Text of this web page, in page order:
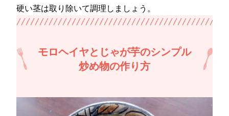
硬い茎は取り除いて調理しましょう。
モロヘイヤとじゃが芋のシンプル
炒め物の作り方